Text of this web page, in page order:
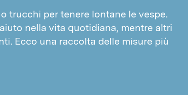
Piccioni
Passeri
Prezzo indicativo lotta contro le vespe
Mosche
PARASSITI SCORTE E MATERIALI
Silvano dentellato
trucchi per tenere lontane le vespe.
nella vita quotidiana, mentre altri
Ecco una raccolta delle misure più